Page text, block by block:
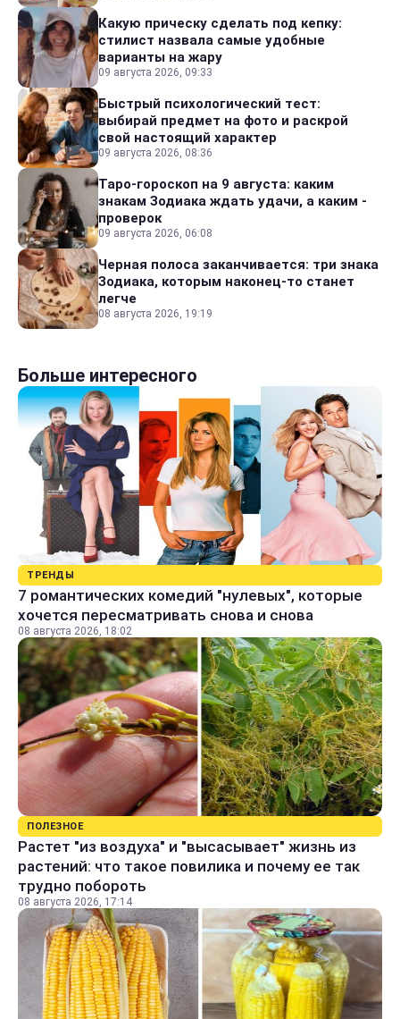
Какую прическу сделать под кепку:
стилист назвала самые удобные
варианты на жару
09 августа 2026, 09:33
Быстрый психологический тест:
выбирай предмет на фото и раскрой
свой настоящий характер
09 августа 2026, 08:36
Таро-гороскоп на 9 августа: каким
знакам Зодиака ждать удачи, а каким -
проверок
09 августа 2026, 06:08
Черная полоса заканчивается: три знака
Зодиака, которым наконец-то станет
легче
08 августа 2026, 19:19
Больше интересного
ТРЕНДЫ
7 романтических комедий "нулевых", которые
хочется пересматривать снова и снова
08 августа 2026, 18:02
ПОЛЕЗНОЕ
Растет "из воздуха" и "высасывает" жизнь из
растений: что такое повилика и почему ее так
трудно побороть
08 августа 2026, 17:14